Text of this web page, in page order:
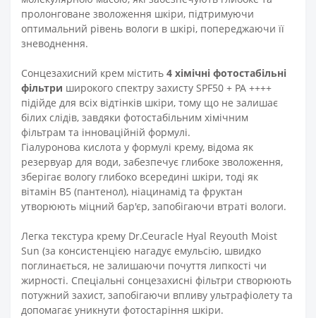
пролонговане зволоження шкіри, підтримуючи
оптимальний рівень вологи в шкірі, попереджаючи її
зневоднення.
Сонцезахисний крем містить 4 хімічні фотостабільні
фільтри широкого спектру захисту SPF50 + PA ++++
підійде для всіх відтінків шкіри, тому що не залишає
білих слідів, завдяки фотостабільним хімічним
фільтрам та інноваційній формулі.
Гіалуронова кислота у формулі крему, відома як
резервуар для води, забезпечує глибоке зволоження,
зберігає вологу глибоко всередині шкіри, тоді як
вітамін B5 (пантенол), ніацинамід та фруктан
утворюють міцний бар'єр, запобігаючи втраті вологи.
Легка текстура крему Dr.Ceuracle Hyal Reyouth Moist
Sun (за консистенцією нагадує емульсію, швидко
поглинається, не залишаючи почуття липкості чи
жирності. Спеціальні сонцезахисні фільтри створюють
потужний захист, запобігаючи впливу ультрафіолету та
допомагає уникнути фотостаріння шкіри.